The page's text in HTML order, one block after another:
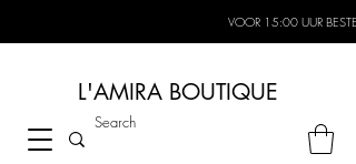
VOOR 15:00 UUR
L'AMIRA BOUTIQUE